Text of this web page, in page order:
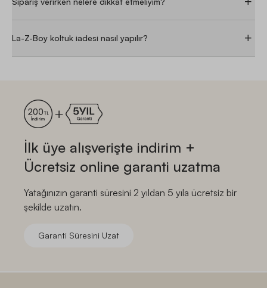
La-Z-Boy koltuk iadesi nasıl yapılır?
İlk üye alışverişte indirim +
Ücretsiz online garanti uzatma
Yatağınızın garanti süresini 2 yıldan 5 yıla ücretsiz bir
şekilde uzatın.
Garanti Süresini Uzat